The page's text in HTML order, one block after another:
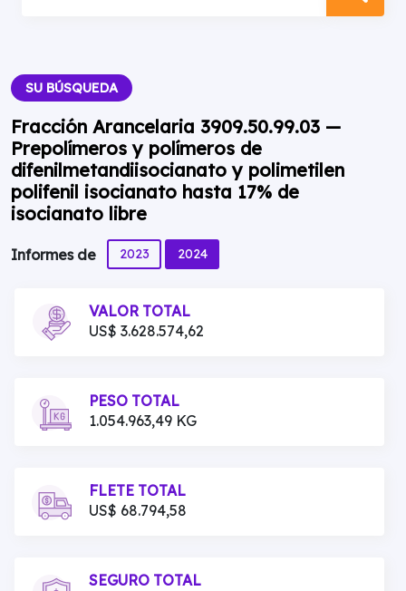
SU BÚSQUEDA
Fracción Arancelaria 3909.50.99.03 —
Prepolímeros y polímeros de
difenilmetandiisocianato y polimetilen
polifenil isocianato hasta 17% de
isocianato libre
Informes de 2023 2024
VALOR TOTAL
US$ 3.628.574,62
PESO TOTAL
1.054.963,49 KG
FLETE TOTAL
US$ 68.794,58
SEGURO TOTAL